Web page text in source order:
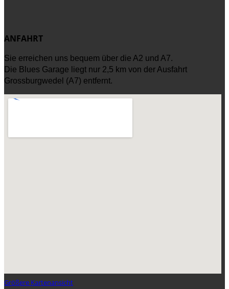
ANFAHRT
Sie erreichen uns bequem über die A2 und A7.
Die Blues Garage liegt nur 2,5 km von der Ausfahrt
Grossburgwedel (A7) entfernt.
Größere Kartenansicht